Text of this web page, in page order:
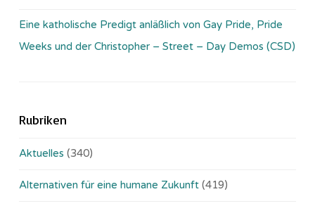
Eine katholische Predigt anläßlich von Gay Pride, Pride
Weeks und der Christopher – Street – Day Demos (CSD)
Rubriken
Aktuelles (340)
Alternativen für eine humane Zukunft (419)